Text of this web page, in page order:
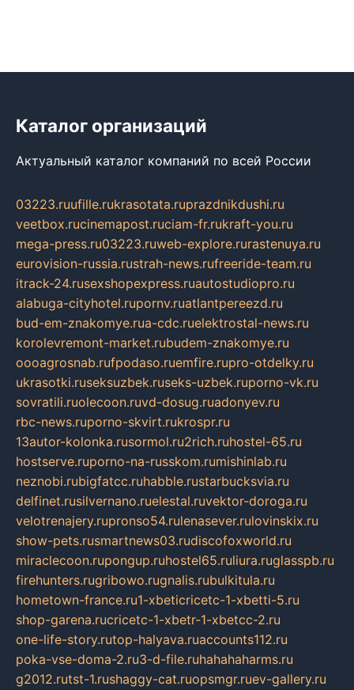
Каталог организаций
Актуальный каталог компаний по всей России
03223.ruufille.rukrasotata.ruprazdnikdushi.ru
veetbox.rucinemapost.ruciam-fr.rukraft-you.ru
mega-press.ru03223.ruweb-explore.rurastenuya.ru
eurovision-russia.rustrah-news.rufreeride-team.ru
itrack-24.rusexshopexpress.ruautostudiopro.ru
alabuga-cityhotel.rupornv.ruatlantpereezd.ru
bud-em-znakomye.rua-cdc.ruelektrostal-news.ru
korolevremont-market.rubudem-znakomye.ru
oooagrosnab.rufpodaso.ruemfire.rupro-otdelky.ru
ukrasotki.ruseksuzbek.ruseks-uzbek.ruporno-vk.ru
sovratili.ruolecoon.ruvd-dosug.ruadonyev.ru
rbc-news.ruporno-skvirt.rukrospr.ru
13autor-kolonka.rusormol.ru2rich.ruhostel-65.ru
hostserve.ruporno-na-russkom.rumishinlab.ru
neznobi.rubigfatcc.ruhabble.rustarbucksvia.ru
delfinet.rusilvernano.ruelestal.ruvektor-doroga.ru
velotrenajery.rupronso54.rulenasever.rulovinskix.ru
show-pets.rusmartnews03.rudiscofoxworld.ru
miraclecoon.rupongup.ruhostel65.ruliura.ruglasspb.ru
firehunters.rugribowo.rugnalis.rubulkitula.ru
hometown-france.ru1-xbeticricetc-1-xbetti-5.ru
shop-garena.rucricetc-1-xbetr-1-xbetcc-2.ru
one-life-story.rutop-halyava.ruaccounts112.ru
poka-vse-doma-2.ru3-d-file.ruhahahaharms.ru
g2012.rutst-1.rushaggy-cat.ruopsmgr.ruev-gallery.ru